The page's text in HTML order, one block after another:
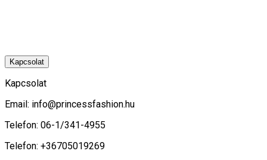
Kapcsolat
Kapcsolat
Email: info@princessfashion.hu
Telefon: 06-1/341-4955
Telefon: +36705019269